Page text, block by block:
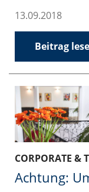
13.09.2018
Beitrag
CORPORATE &
Achtung: